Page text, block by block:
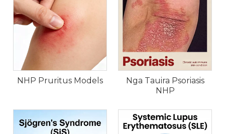
NHP Pruritus Models
Nga Tauira Psoriasis
NHP